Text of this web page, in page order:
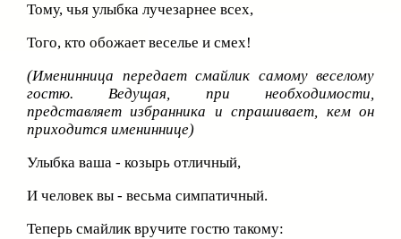
Тому, чья улыбка лучезарнее всех,
Того, кто обожает веселье и смех!
(Именинница передает смайлик самому веселому
гостю. Ведущая, при необходимости,
представляет избранника и спрашивает, кем он
приходится имениннице)
Улыбка ваша - козырь отличный,
И человек вы - весьма симпатичный.
Теперь смайлик вручите гостю такому: